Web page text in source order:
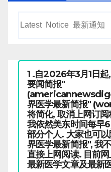
1 .自2026年3月1日
要闻简报"
界医学最新简报"
将简化, 取消上网订
我依然美东时间每早
部分个人. 大家也可
界医学最新简报", 我
直接上网阅读. 目前
最新医学文章及最新